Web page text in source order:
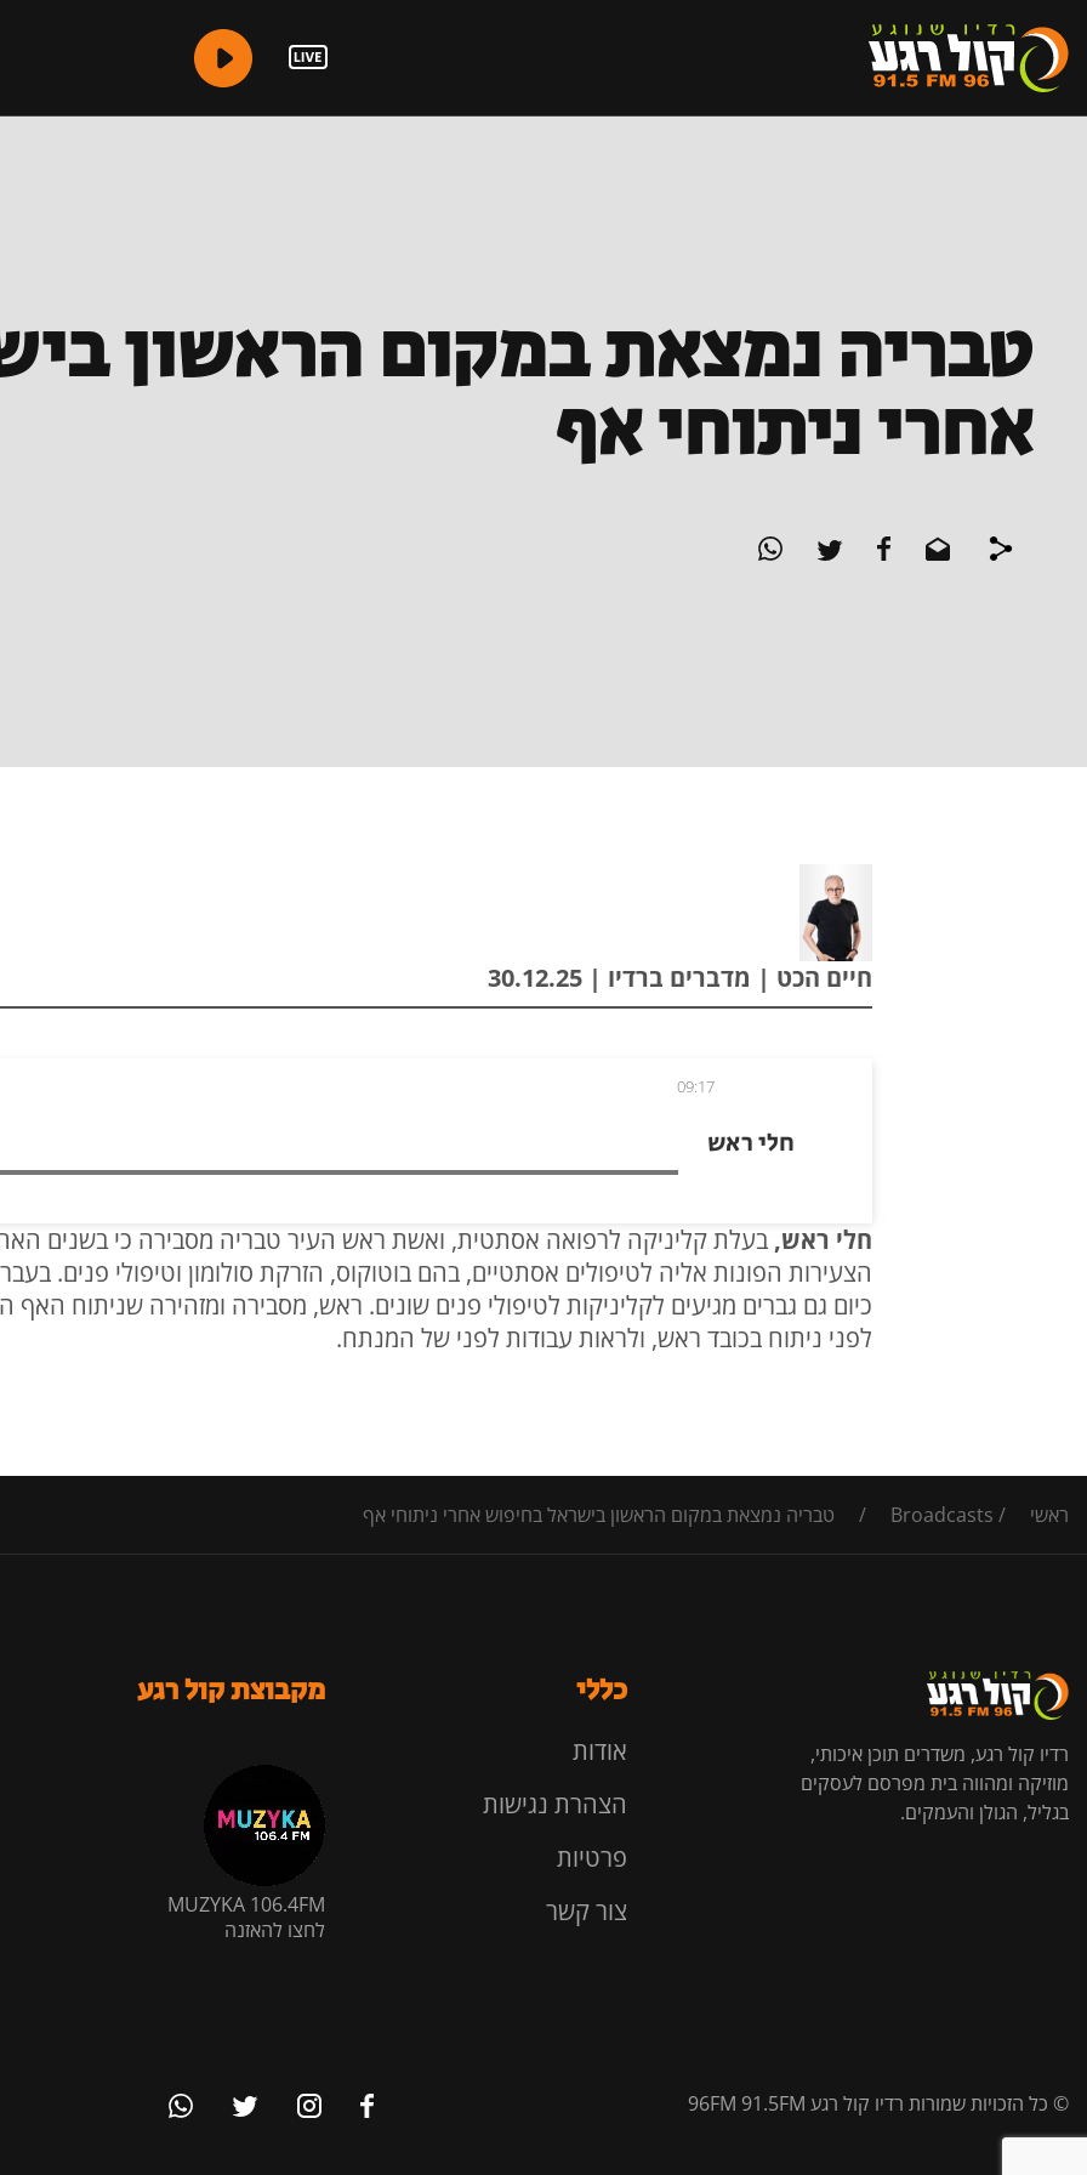
טבריה נמצאת במקום הראשון
אחרי ניתוחי אף
חיים הכט | מדברים ברדיו | 30.12.25
חלי ראש
09:17
חלי ראש, בעלת קליניקה לרפואה אסתטית, ואשת ראש העיר טבריה מסבירה כי בשנים
הצעירות הפונות אליה לטיפולים אסתטיים, בהם בוטוקוס, הזרקת סולומון וטיפולי פנים.
כיום גם גברים מגיעים לקליניקות לטיפולי פנים שונים. ראש, מסבירה ומזהירה שניתוח האף
לפני ניתוח בכובד ראש, ולראות עבודות לפני של המנתח.
ראשי /
Broadcasts
/ טבריה נמצאת במקום הראשון בישראל בחיפוש אחרי ניתוחי אף
רדיו קול רגע, משדרים תוכן איכותי,
מוזיקה ומהווה בית מפרסם לעסקים
בגליל, הגולן והעמקים.
כללי
אודות
הצהרת נגישות
פרטיות
צור קשר
מקבוצת קול רגע
MUZYKA 106.4FM
לחצו להאזנה
© כל הזכויות שמורות רדיו קול רגע 96FM 91.5FM